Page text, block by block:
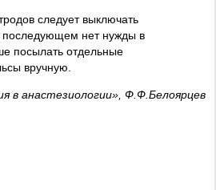
следует выключать
последующем нет нужды в
посылать отдельные
вручную.
в анастезиологии», Ф.Ф.Белоярцев